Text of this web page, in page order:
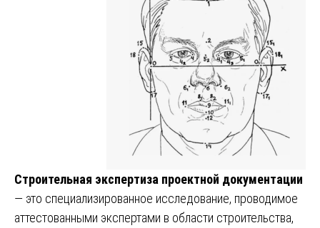
Строительная экспертиза проектной документации
— это специализированное исследование, проводимое
аттестованными экспертами в области строительства,